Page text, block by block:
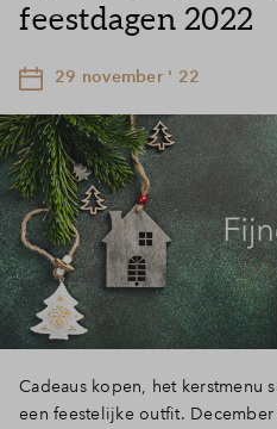
feestdagen 2022
29 november ' 22
Cadeaus kopen, het kerstmenu
een feestelijke outfit.